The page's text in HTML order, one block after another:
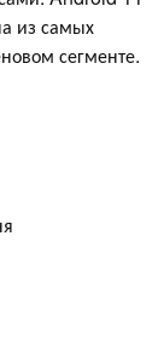
из самых
сегменте.